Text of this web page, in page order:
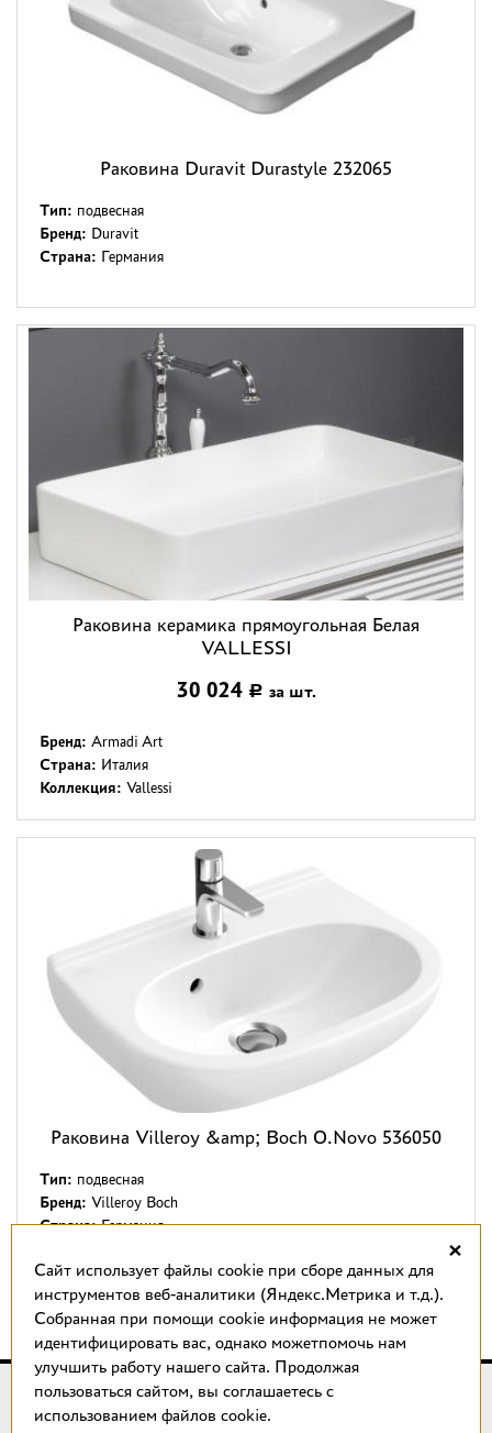
Раковина Duravit Durastyle 232065
Тип: подвесная
Бренд: Duravit
Страна: Германия
Раковина керамика прямоугольная Белая
VALLESSI
30 024 Р за шт.
Бренд: Armadi Art
Страна: Италия
Коллекция: Vallessi
Раковина Villeroy &amp; Boch O.Novo 536050
Тип: подвесная
Бренд: Villeroy Boch
Страна:Германия
← 1 40 41
© 2018 – 2026 КОТТО design
Магазин качественной плитки, светильников, напольных
×
Cайт использует файлы cookie при сборе данных для
инструментов веб-аналитики (Яндекс.Метрика и т.д.).
Собранная при помощи cookie информация не может
идентифицировать вас, однако можетпомочь нам
улучшить работу нашего сайта. Продолжая
пользоваться сайтом, вы соглашаетесь с
использованием файлов cookie.